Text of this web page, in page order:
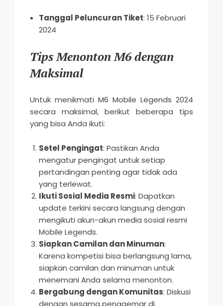
Tanggal Peluncuran Tiket: 15 Februari
2024
Tips Menonton M6 dengan
Maksimal
Untuk menikmati M6 Mobile Legends 2024
secara maksimal, berikut beberapa tips
yang bisa Anda ikuti:
Setel Pengingat: Pastikan Anda
mengatur pengingat untuk setiap
pertandingan penting agar tidak ada
yang terlewat.
Ikuti Sosial Media Resmi: Dapatkan
update terkini secara langsung dengan
mengikuti akun-akun media sosial resmi
Mobile Legends.
Siapkan Camilan dan Minuman:
Karena kompetisi bisa berlangsung lama,
siapkan camilan dan minuman untuk
menemani Anda selama menonton.
Bergabung dengan Komunitas: Diskusi
dengan sesama penggemar di